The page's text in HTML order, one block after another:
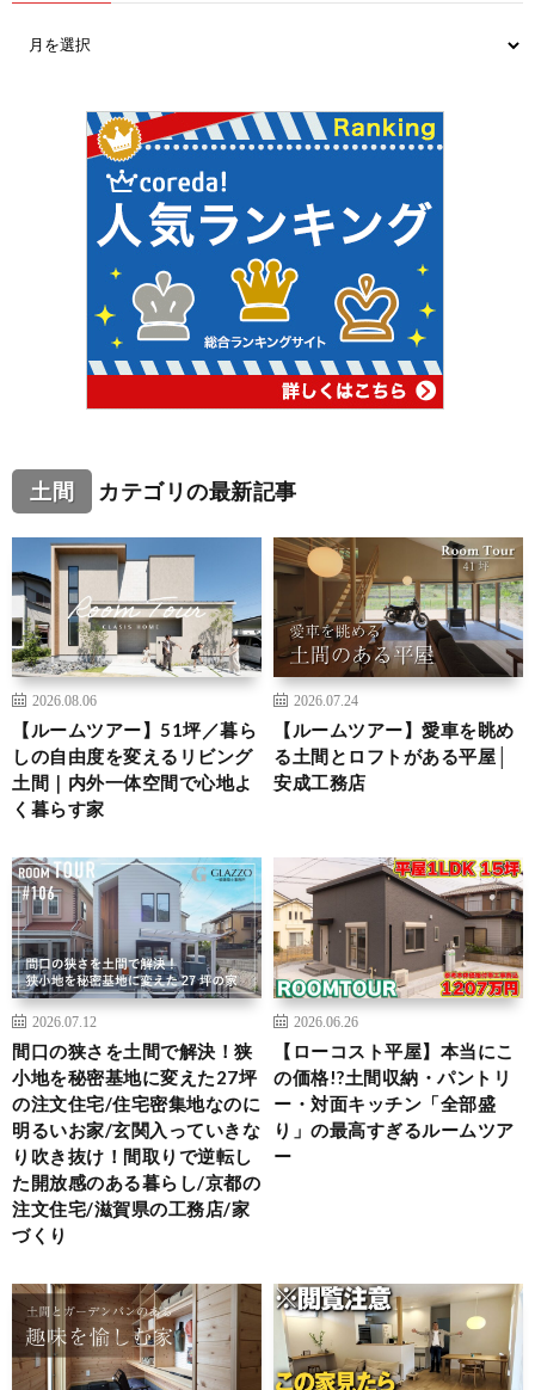
土間 カテゴリの最新記事
2026.08.06
【ルームツアー】51坪／暮ら
しの自由度を変えるリビング
土間｜内外一体空間で心地よ
く暮らす家
2026.07.24
【ルームツアー】愛車を眺め
る土間とロフトがある平屋│
安成工務店
2026.07.12
間口の狭さを土間で解決！狭
小地を秘密基地に変えた27坪
の注文住宅/住宅密集地なのに
明るいお家/玄関入っていきな
り吹き抜け！間取りで逆転し
た開放感のある暮らし/京都の
注文住宅/滋賀県の工務店/家
づくり
2026.06.26
【ローコスト平屋】本当にこ
の価格!?土間収納・パントリ
ー・対面キッチン「全部盛
り」の最高すぎるルームツア
ー